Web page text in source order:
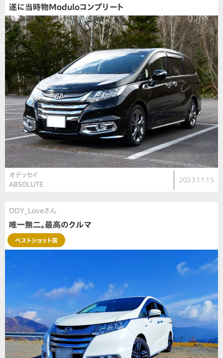
遂に当時物Moduloコンプリート
オデッセイ
ABSOLUTE
2023.11.15
ODY_Loveさん
唯一無二。最高のクルマ
ベストショット賞